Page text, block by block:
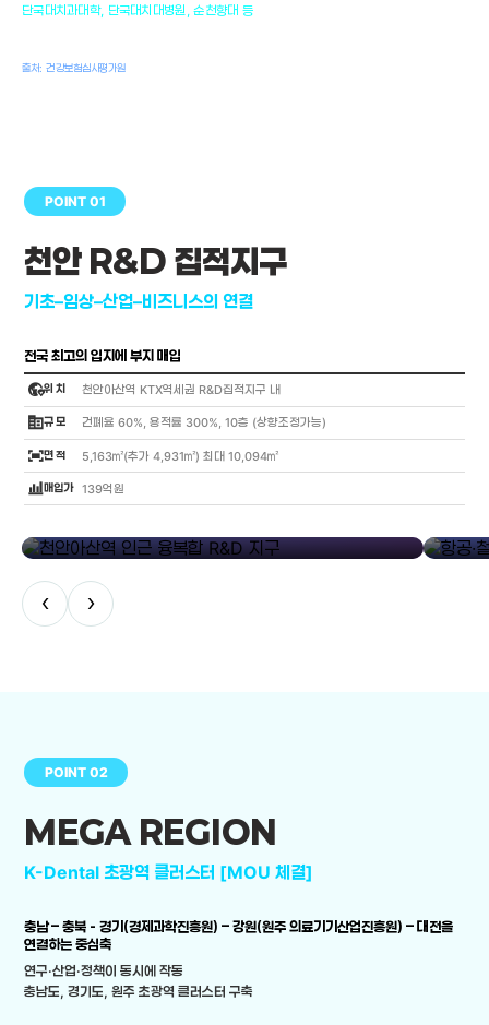
단국대치과대학, 단국대치대병원, 순천향대 등
출처: 건강보험심사평가원
POINT 01
천안 R&D 집적지구
기초–임상–산업–비즈니스의 연결
전국 최고의 입지에 부지 매입
globe_location_pin위 치 천안아산역 KTX역세권 R&D집적지구 내
corporate_fare규 모 건폐율 60%, 용적률 300%, 10층 (상향조정가능)
fit_screen면 적 5,163㎡(추가 4,931㎡) 최대 10,094㎡
bar_chart_4_bars매입가 139억원
‹ ›
POINT 02
MEGA REGION
K-Dental 초광역 클러스터 [MOU 체결]
충남 – 충북 - 경기(경제과학진흥원) – 강원(원주 의료기기산업진흥원) – 대전을
연결하는 중심축
연구·산업·정책이 동시에 작동
충남도, 경기도, 원주 초광역 클러스터 구축